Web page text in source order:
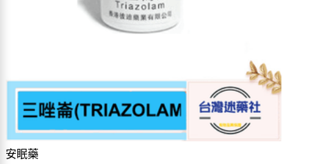
安眠藥